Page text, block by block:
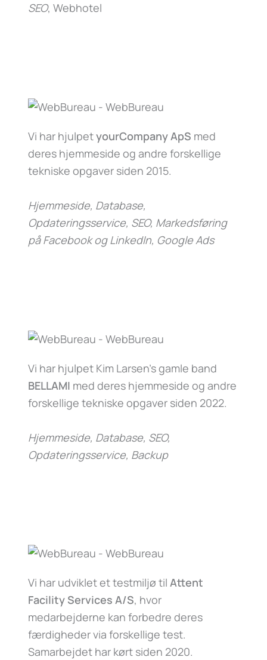
SEO, Webhotel
Vi har hjulpetyourCompany ApS med
deres hjemmeside og andre forskellige
tekniske opgaver siden 2015.
Hjemmeside, Database,
Opdateringsservice, SEO, Markedsføring
på Facebook og LinkedIn, Google Ads
Vi har hjulpet Kim Larsen’s gamle band
BELLAMI med deres hjemmeside og andre
forskellige tekniske opgaver siden 2022.
Hjemmeside, Database, SEO,
Opdateringsservice, Backup
Vi har udviklet et testmiljø til Attent
Facility Services A/S, hvor
medarbejderne kan forbedre deres
færdigheder via forskellige test.
Samarbejdet har kørt siden 2020.